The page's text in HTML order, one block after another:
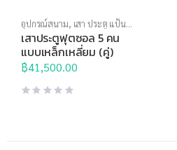
อุปกรณ์สนาม, เสา ประตู แป้น
บาส
เสาประตูฟุตซอล 5 คน
แบบเหล็กเหลี่ยม (คู่)
฿41,500.00